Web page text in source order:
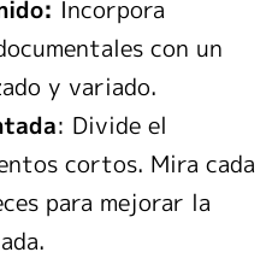
Incorpora
con un
y variado.
: Divide el
cortos. Mira cada
para mejorar la